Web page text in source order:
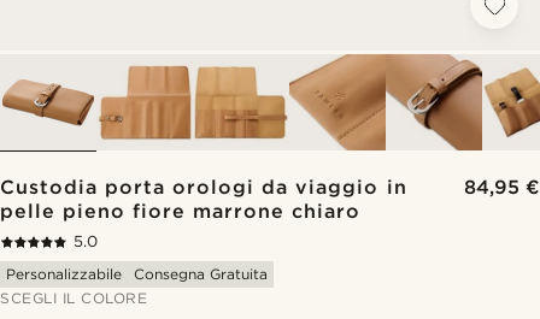
Custodia porta orologi da viaggio in
pelle pieno fiore marrone chiaro
84,95 €
5.0
Personalizzabile
Consegna Gratuita
SCEGLI IL COLORE